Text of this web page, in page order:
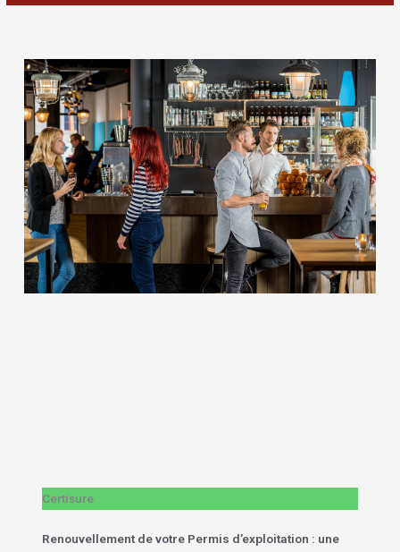
Certisure
Renouvellement de votre Permis d’exploitation : une